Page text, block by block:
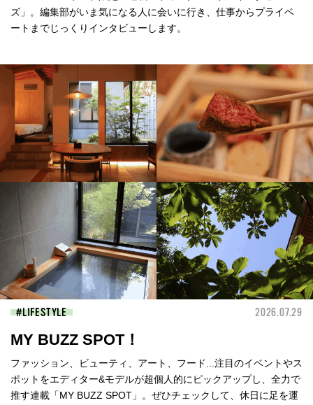
ズ」。編集部がいま気になる人に会いに行き、仕事からプライベ
ートまでじっくりインタビューします。
LIFESTYLE 2026.07.29
MY BUZZ SPOT！
ファッション、ビューティ、アート、フード...注目のイベントやス
ポットをエディター&モデルが超個人的にピックアップし、全力で
推す連載「MY BUZZ SPOT」。ぜひチェックして、休日に足を運